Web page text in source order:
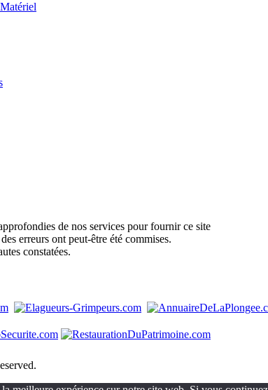
de nos services pour fournir ce site
erreurs ont peut-être été commises.
constatées.